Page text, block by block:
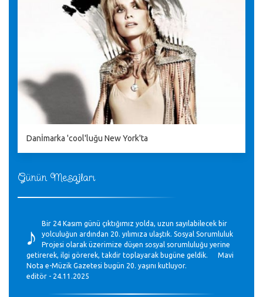
Günün Mesajları
♪
Bir 24 Kasım günü çıktığımız yolda, uzun sayılabilecek bir
yolculuğun ardından 20. yılımıza ulaştık. Sosyal Sorumluluk
Projesi olarak üzerimize düşen sosyal sorumluluğu yerine
getirerek, ilgi görerek, takdir toplayarak bugüne geldik. Mavi
Nota e-Müzik Gazetesi bugün 20. yaşını kutluyor.
editör - 24.11.2025
Danİmarka 'cool'luğu New York'ta